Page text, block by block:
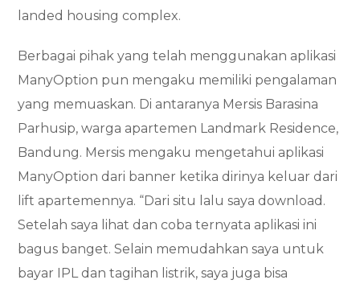
landed housing complex.
Berbagai pihak yang telah menggunakan aplikasi
ManyOption pun mengaku memiliki pengalaman
yang memuaskan. Di antaranya Mersis Barasina
Parhusip, warga apartemen Landmark Residence,
Bandung. Mersis mengaku mengetahui aplikasi
ManyOption dari banner ketika dirinya keluar dari
lift apartemennya. “Dari situ lalu saya download.
Setelah saya lihat dan coba ternyata aplikasi ini
bagus banget. Selain memudahkan saya untuk
bayar IPL dan tagihan listrik, saya juga bisa